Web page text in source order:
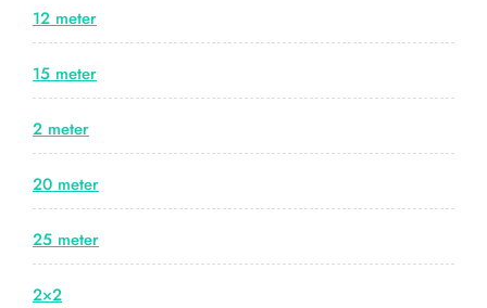
12 meter
15 meter
2 meter
20 meter
25 meter
2×2